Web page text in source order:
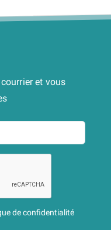
et vous
de confidentialité